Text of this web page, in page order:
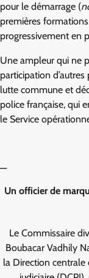
pour le démarrage (
premières
progressivement en
Une ampleur qui ne
participation
lutte commune et
police française, qui
le Service
—
Un officier de
Le Commissaire
Boubacar Vadhily
la Direction centrale